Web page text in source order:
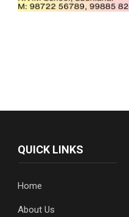
QUICK LINKS
Home
About Us